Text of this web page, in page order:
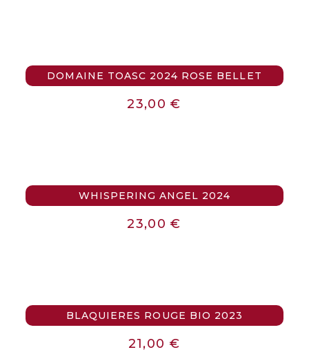
DOMAINE TOASC 2024 ROSE BELLET
23,00€
WHISPERING ANGEL 2024
23,00€
BLAQUIERES ROUGE BIO 2023
21,00 €